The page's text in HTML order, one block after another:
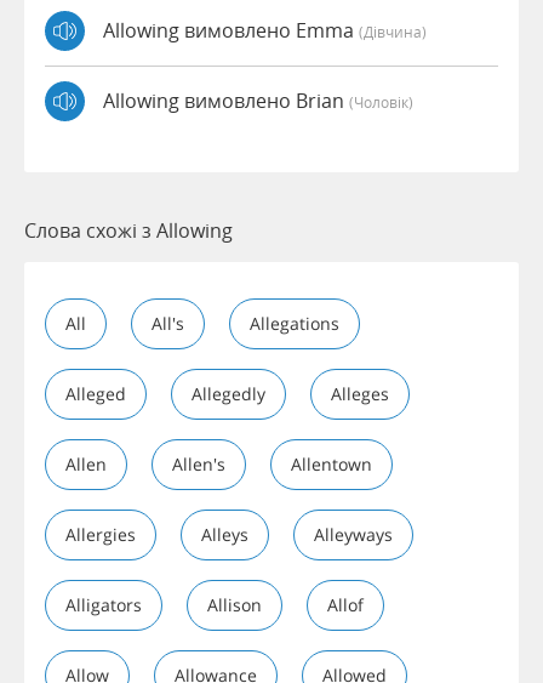
Allowing вимовлено Emma (дівчина)
Allowing вимовлено Brian (чоловік)
Слова схожі з Allowing
All All's Allegations
Alleged Allegedly Alleges
Allen Allen's Allentown
Allergies Alleys Alleyways
Alligators Allison Allof
Allow Allowance Allowed